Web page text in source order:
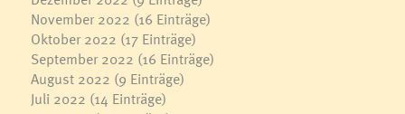
November 2022 (16 Einträge)
Oktober 2022 (17 Einträge)
September 2022 (16 Einträge)
August 2022 (9 Einträge)
Juli 2022 (14 Einträge)